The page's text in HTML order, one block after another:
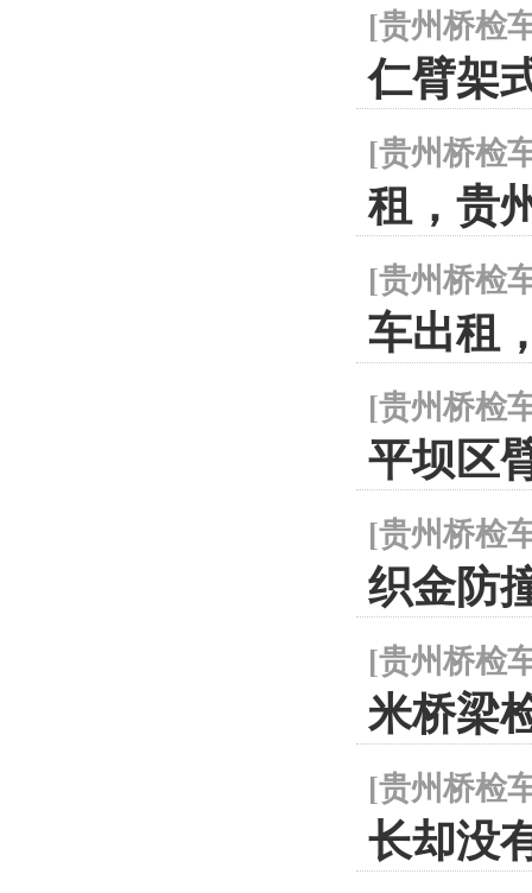
[贵州桥检
仁臂架
[贵州桥检
租，贵
[贵州桥检
车出租
[贵州桥检
平坝区
[贵州桥检
织金防
[贵州桥检
米桥梁
[贵州桥检
长却没